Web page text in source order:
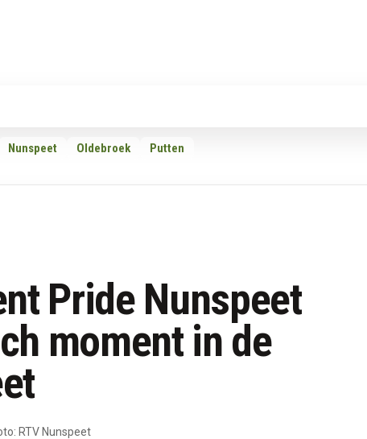
Nunspeet Oldebroek Putten
Pride Nunspeet
moment in de
RTV Nunspeet